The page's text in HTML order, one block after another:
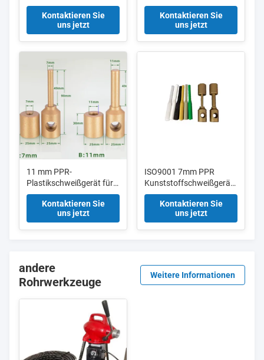
HDPE-Kunststoff mit
Überhitzschutz von 20
mm bis 63 mm 800 Watt
Kontaktieren Sie
uns jetzt
Rohrschweißmaschine
PE PP mit
Temperaturregelung
Kontaktieren Sie
uns jetzt
11 mm PPR-
Plastikschweißgerät für
Schweißmaschine für
Plastikrohre ISO9001
Kontaktieren Sie
uns jetzt
ISO9001 7mm PPR
Kunststoffschweißgerät
für
Kunststoffrohrschweißmaschine
Kontaktieren Sie
uns jetzt
andere
Rohrwerkzeuge
Weitere Informationen